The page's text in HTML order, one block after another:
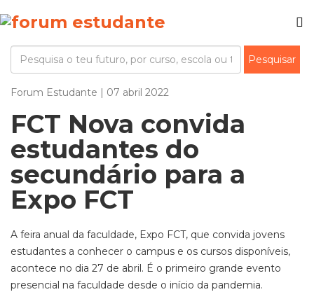
Forum Estudante | 07 abril 2022
FCT Nova convida
estudantes do
secundário para a
Expo FCT
A feira anual da faculdade, Expo FCT, que convida jovens
estudantes a conhecer o campus e os cursos disponíveis,
acontece no dia 27 de abril. É o primeiro grande evento
presencial na faculdade desde o início da pandemia.